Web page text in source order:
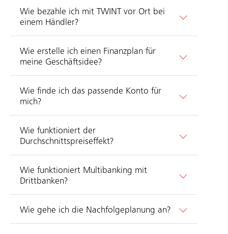
Wie bezahle ich mit TWINT vor Ort bei
einem Händler?
Wie erstelle ich einen Finanzplan für
meine Geschäftsidee?
Wie finde ich das passende Konto für
mich?
Wie funktioniert der
Durchschnittspreiseffekt?
Wie funktioniert Multibanking mit
Drittbanken?
Wie gehe ich die Nachfolgeplanung an?